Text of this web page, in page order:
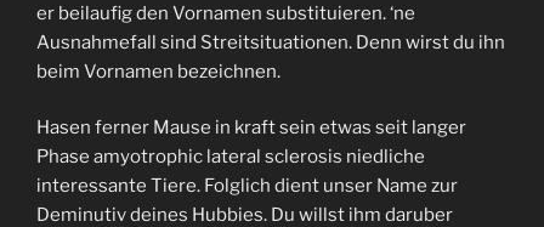
er beilaufig den Vornamen substituieren. ‘ne
Ausnahmefall sind Streitsituationen. Denn wirst du ihn
beim Vornamen bezeichnen.
Hasen ferner Mause in kraft sein etwas seit langer
Phase amyotrophic lateral sclerosis niedliche
interessante Tiere. Folglich dient unser Name zur
Deminutiv deines Hubbies. Du willst ihm daruber